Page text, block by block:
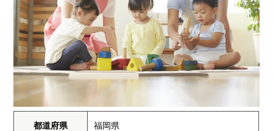
都道府県 福岡県